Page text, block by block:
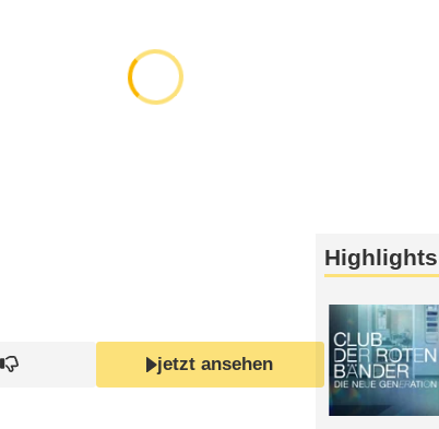
jetzt ansehen
Highlights